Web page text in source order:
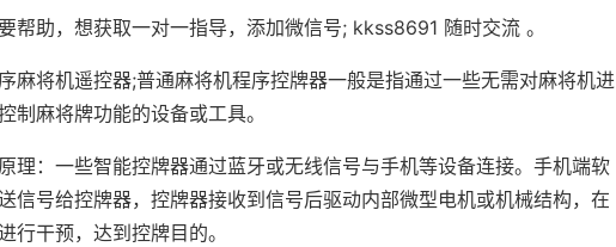
帮助，想获取一对一指导，添加微信号; kkss8691 随时交流 。
麻将机遥控器;普通麻将机程序控牌器一般是指通过一些无需对麻将机进
制麻将牌功能的设备或工具。
理：一些智能控牌器通过蓝牙或无线信号与手机等设备连接。手机端软
信号给控牌器，控牌器接收到信号后驱动内部微型电机或机械结构，在
行干预，达到控牌目的。